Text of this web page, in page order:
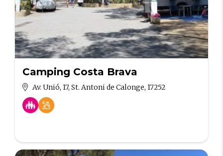
Camping Costa Brava
Av. Unió, 17, St. Antoni de Calonge, 17252